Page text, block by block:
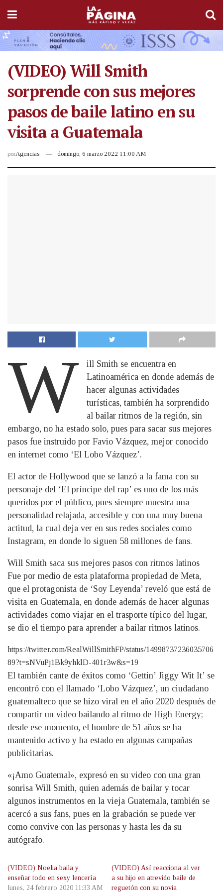
(VIDEO) Will Smith
sorprende con sus mejores
pasos de baile latino en su
visita a Guatemala
porAgencias domingo, 6 marzo 2022 11:00 AM
W
ill Smith se encuentra en
Latinoamérica en donde además de
hacer algunas actividades
turísticas, también ha sorprendido
al bailar ritmos de la región, sin
embargo, no ha estado solo, pues para sacar sus mejores
pasos fue instruido por Favio Vázquez, mejor conocido
en internet como ‘El Lobo Vázquez’.
El actor de Hollywood que se lanzó a la fama con su
personaje del ‘El príncipe del rap’ es uno de los más
queridos por el público, pues siempre muestra una
personalidad relajada, accesible y con una muy buena
actitud, la cual deja ver en sus redes sociales como
Instagram, en donde lo siguen 58 millones de fans.
Will Smith saca sus mejores pasos con ritmos latinos
Fue por medio de esta plataforma propiedad de Meta,
que el protagonista de ‘Soy Leyenda’ reveló que está de
visita en Guatemala, en donde además de hacer algunas
actividades como viajar en el trasporte típico del lugar,
se dio el tiempo para aprender a bailar ritmos latinos.
https://twitter.com/RealWillSmithFP/status/14998737236035706
89?t=sNVuPj1Bk9yhklD-401r3w&s=19
El también cante de éxitos como ‘Gettin’ Jiggy Wit It’ se
encontró con el llamado ‘Lobo Vázquez’, un ciudadano
guatemalteco que se hizo viral en el año 2020 después de
compartir un video bailando al ritmo de High Energy;
desde ese momento, el hombre de 51 años se ha
mantenido activo y ha estado en algunas campañas
publicitarias.
«¡Amo Guatemal», expresó en su video con una gran
sonrisa Will Smith, quien además de bailar y tocar
algunos instrumentos en la vieja Guatemala, también se
acercó a sus fans, pues en la grabación se puede ver
como convive con las personas y hasta les da su
autógrafo.
(VIDEO) Noelia baila y
enseñar todo en sexy lencería
lunes, 24 febrero 2020 11:33 AM
(VIDEO) Así reacciona al ver
a su hijo en atrevido baile de
reguetón con su novia